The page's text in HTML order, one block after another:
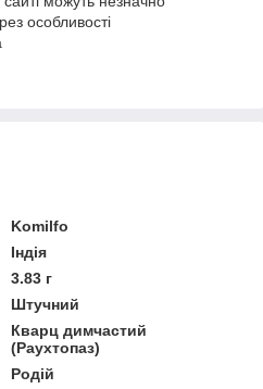
особливості
Komilfo
Індія
3.83 г
Штучний
Кварц димчастий
(Раухтопаз)
Родій